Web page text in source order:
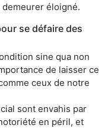
éloigné.
se défaire des
sine qua non
de laisser ce
ceux de notre
sont envahis par
en péril, et